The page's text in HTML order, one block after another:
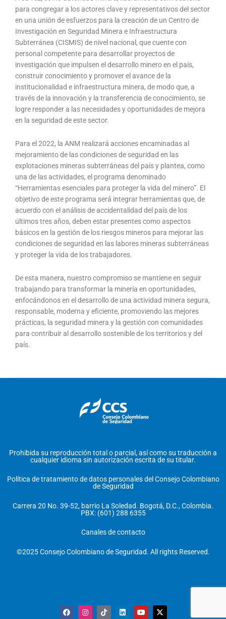
para congregar a los actores clave y representativos del sector
en una unión de esfuerzos para la creación de un Centro de
Investigación en Seguridad Minera e Infraestructura
Subterránea (CISMIS) de nivel nacional, que cuente con
personal competente para desarrollar proyectos de
investigación que impulsen el desarrollo minero en el país,
construir conocimiento y promover el avance de la
institucionalidad e infraestructura minera, de modo que, a
través de la innovación y la transferencia de conocimiento, se
logre responder a las necesidades y oportunidades de mejora
en la seguridad de este sector.
Para el 2022, la ANM realizará acciones encaminadas al
mejoramiento de las condiciones de seguridad en las
explotaciones mineras subterráneas del país y plantea, como
una de las actividades, el programa denominado
“Herramientas esenciales para proteger la vida del minero”. El
objetivo de este programa será integrar herramientas que, de
acuerdo con el análisis de accidentalidad del país de los
últimos tres años, deben estar presentes como aspectos
básicos en la gestión de los riesgos mineros para mejorar las
condiciones de seguridad en las labores mineras subterráneas
y proteger la vida de los trabajadores.
De esta manera, nuestro compromiso se mantiene en seguir
trabajando para transformar la minería en oportunidades,
enfocándonos en el desarrollo de una actividad minera segura,
responsable, moderna y eficiente, promoviendo las mejores
prácticas, la seguridad minera y la gestión con comunidades
para contribuir al desarrollo sostenible de los territorios y del
país.
Prohibida su reproducción total o parcial, así como su traducción a
cualquier idioma sin autorización escrita de su titular.
Política de tratamiento de datos personales del Consejo Colombiano
de Seguridad
Carrera 20 No. 39-52, barrio La Soledad. Bogotá, D.C., Colombia.
PBX: (601) 288 6355
Canales de contacto
©2025 Consejo Colombiano de Seguridad. All rights Reserved.
F
a
I
n
T
i
L
i
Y
o
X
-